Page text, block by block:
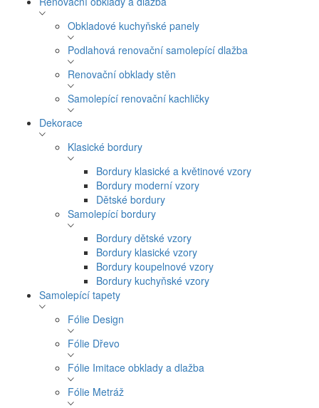
Obkladové kuchyňské panely
Podlahová renovační samolepící dlažba
Renovační obklady stěn
Samolepící renovační kachličky
Dekorace
Klasické bordury
Bordury klasické a květinové vzory
Bordury moderní vzory
Dětské bordury
Samolepící bordury
Bordury dětské vzory
Bordury klasické vzory
Bordury koupelnové vzory
Bordury kuchyňské vzory
Samolepící tapety
Fólie Design
Fólie Dřevo
Fólie Imitace obklady a dlažba
Fólie Metráž